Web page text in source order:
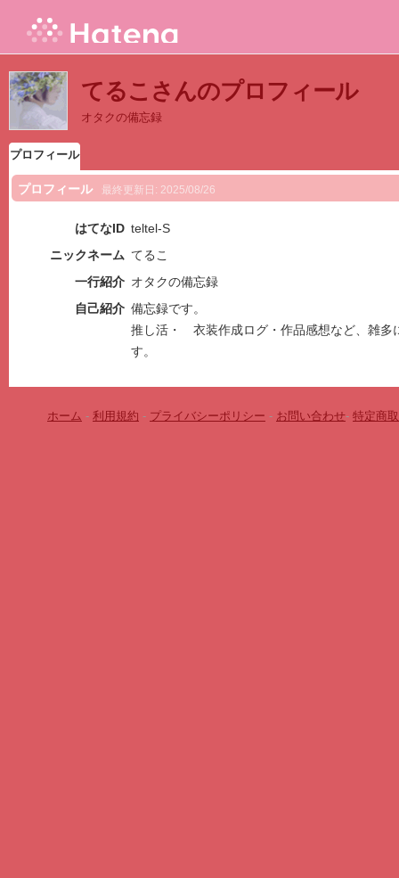
てるこさんのプロフィール
オタクの備忘録
プロフィール
プロフィール 最終更新日: 2025/08/26
はてなID teltel-S
ニックネーム てるこ
一行紹介 オタクの備忘録
自己紹介 備忘録です。
推し活・ 衣装作成ログ・作品感想など、雑多
す。
ホーム - 利用規約 - プライバシーポリシー - お問い合わせ- 特定商